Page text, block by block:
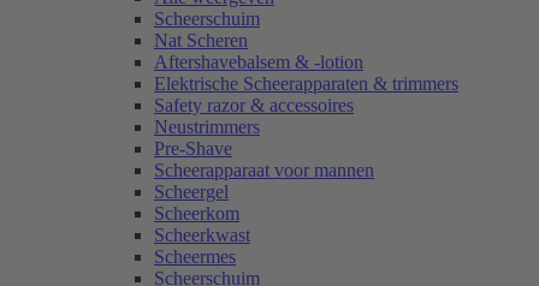
Scheerschuim
Nat Scheren
Aftershavebalsem & -lotion
Elektrische Scheerapparaten & trimmers
Safety razor & accessoires
Neustrimmers
Pre-Shave
Scheerapparaat voor mannen
Scheergel
Scheerkom
Scheerkwast
Scheermes
Scheerschuim